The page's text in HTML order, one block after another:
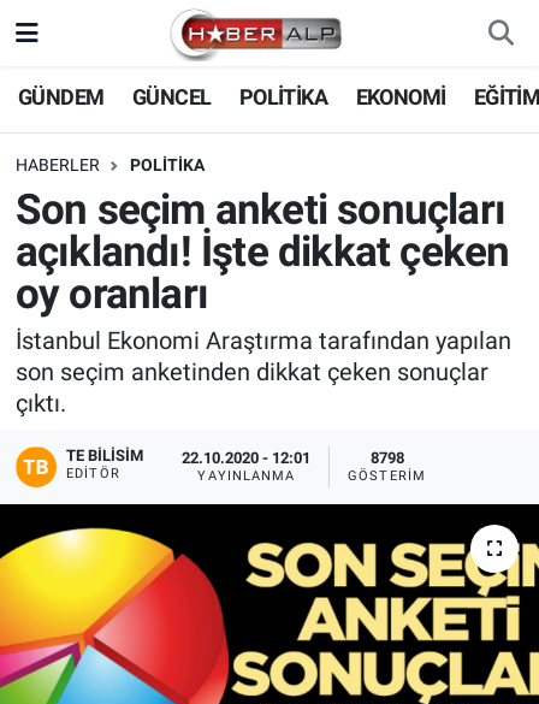
GÜNDEM GÜNCEL POLİTİKA EKONOMİ
HABERLER POLİTİKA
Son seçim anketi sonuçları
açıklandı! İşte dikkat çeken
oy oranları
İstanbul Ekonomi Araştırma tarafından yapılan
son seçim anketinden dikkat çeken sonuçlar
çıktı.
TE BILISIM
EDITÖR
22.10.2020 - 12:01
YAYINLANMA
8798
GÖSTERIM
Nöbetçi Eczaneler
Hava Durumu
Trafik Durumu
Süper Lig Puan Durumu ve Fikstür
Tüm Manşetler
Haber Arşivi